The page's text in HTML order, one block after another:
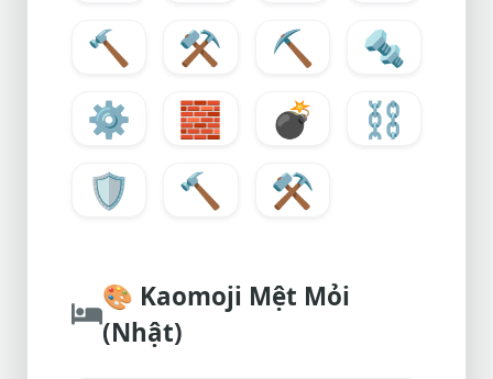
🔨
⚒️ ⛏️
🔩
⚙️
🧱 💣
⛓️
🛡️
🔨 ⚒️
🎨 Kaomoji Mệt Mỏi
(Nhật)